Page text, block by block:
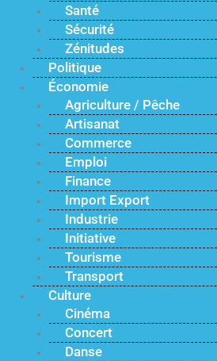
Santé
Sécurité
Zénitudes
Politique
Économie
Agriculture / Pêche
Artisanat
Commerce
Emploi
Finance
Import Export
Industrie
Initiative
Tourisme
Transport
Culture
Cinéma
Concert
Danse